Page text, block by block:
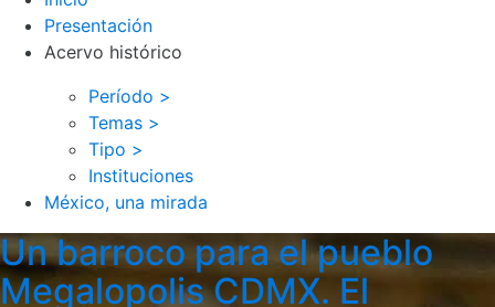
Presentación
Acervo histórico
Período >
Temas >
Tipo >
Instituciones
México, una mirada
Un barroco para el pueblo
Megalopolis CDMX. El